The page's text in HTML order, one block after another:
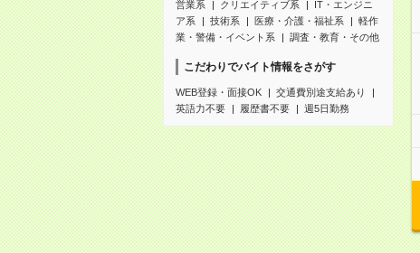
営業系
クリエイティブ系
IT・エンジニ
ア系
技術系 医療・介護・福祉系
軽作
業・警備・イベント系
調査・教育・その他
こだわりでバイト情報をさがす
WEB登録・面接OK
交通費別途支給あり
英語力不要
履歴書不要 週5日勤務